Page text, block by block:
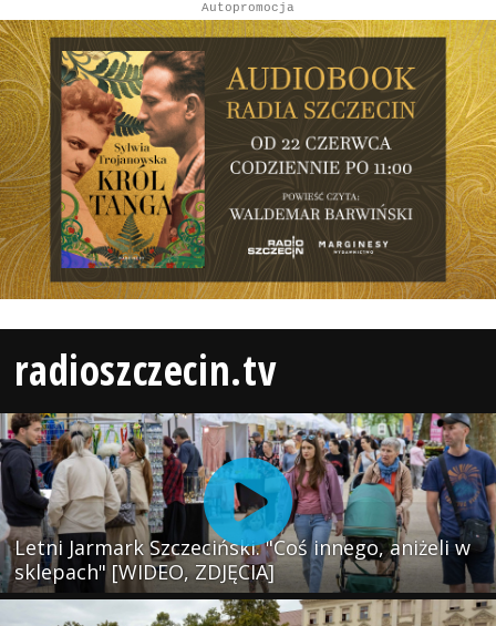
Autopromocja
radioszczecin.tv
Letni Jarmark Szczeciński. "Coś innego, aniżeli w
sklepach" [WIDEO, ZDJĘCIA]